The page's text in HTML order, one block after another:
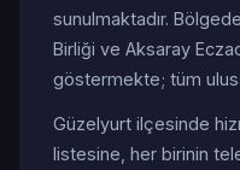
sunulmaktadır.
Birliği ve Aksaray
göstermekte; tüm
Güzelyurt ilçesinde
listesine, her birinin